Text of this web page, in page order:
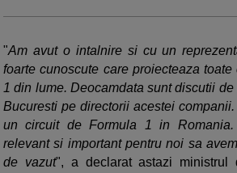
"Am avut o intalnire si cu un
foarte cunoscute care proiecteaza
1 din lume. Deocamdata sunt discutii
Bucuresti pe directorii acestei
un circuit de Formula 1 in
relevant si important pentru noi sa
de vazut", a declarat astazi ministrul